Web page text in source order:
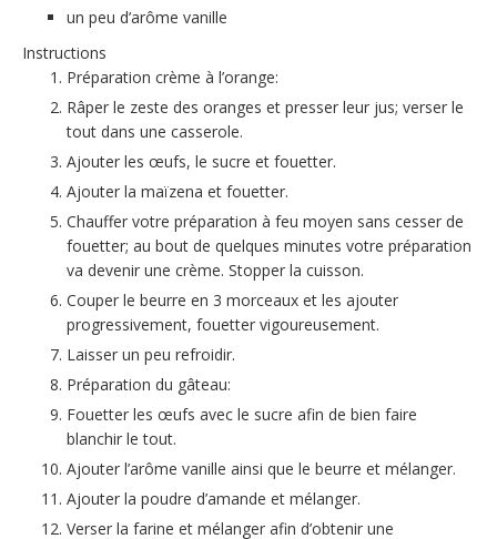
un peu d’arôme vanille
Instructions
Préparation crème à l’orange:
Râper le zeste des oranges et presser leur jus; verser le
tout dans une casserole.
Ajouter les œufs, le sucre et fouetter.
Ajouter la maïzena et fouetter.
Chauffer votre préparation à feu moyen sans cesser de
fouetter; au bout de quelques minutes votre préparation
va devenir une crème. Stopper la cuisson.
Couper le beurre en 3 morceaux et les ajouter
progressivement, fouetter vigoureusement.
Laisser un peu refroidir.
Préparation du gâteau:
Fouetter les œufs avec le sucre afin de bien faire
blanchir le tout.
Ajouter l’arôme vanille ainsi que le beurre et mélanger.
Ajouter la poudre d’amande et mélanger.
Verser la farine et mélanger afin d’obtenir une